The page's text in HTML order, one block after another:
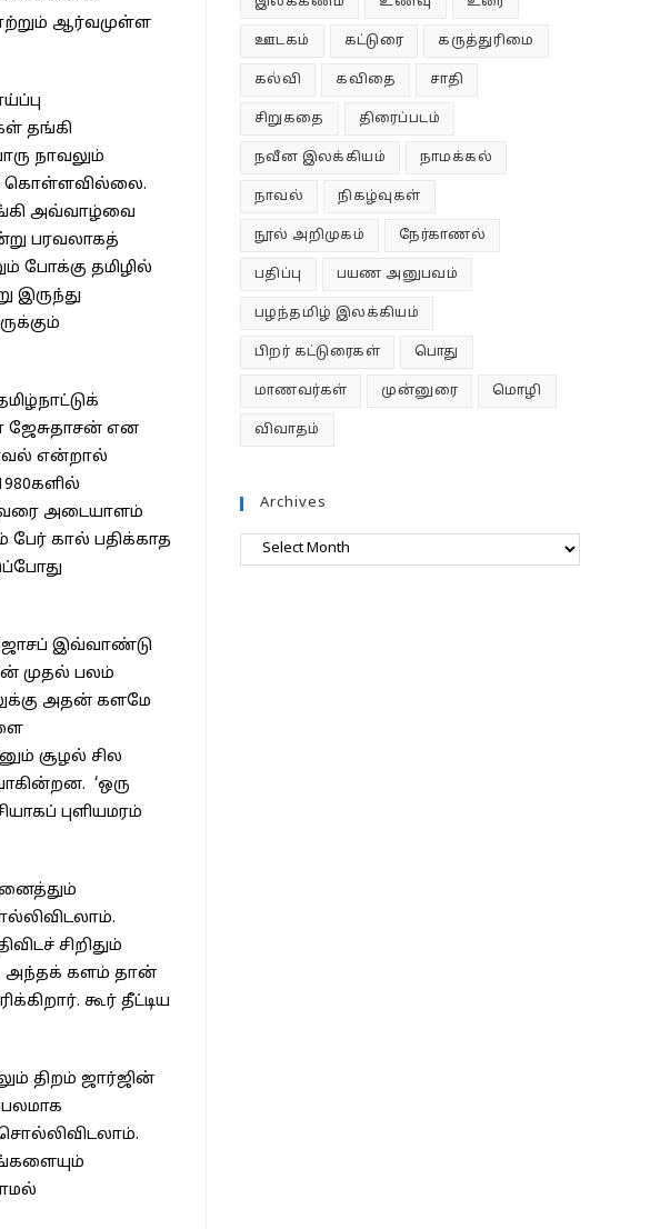
ஆர்வமுள்ள
தங்கி
நாவலும்
கொள்ளவில்லை.
அவ்வாழ்வை
பரவலாகத்
போக்கு தமிழில்
இருந்து
ஜேசுதாசன் என
என்றால்
அடையாளம்
பேர் கால் பதிக்காத
ஜோசப் இவ்வாண்டு
முதல் பலம்
அதன் களமே
சூழல் சில
‘ஒரு
புளியமரம்
சிறிதும்
அந்தக் களம் தான்
கூர் தீட்டிய
திறம் ஜார்ஜின்
ஊடகம் கட்டுரை கருத்துரிமை
கல்வி கவிதை சாதி
சிறுகதை திரைப்படம்
நவீன இலக்கியம் நாமக்கல்
நாவல் நிகழ்வுகள்
நூல் அறிமுகம் நேர்காணல்
பதிப்பு பயண அனுபவம்
பழந்தமிழ் இலக்கியம்
பிறர் கட்டுரைகள் பொது
மாணவர்கள் முன்னுரை மொழி
விவாதம்
Archives
Archives